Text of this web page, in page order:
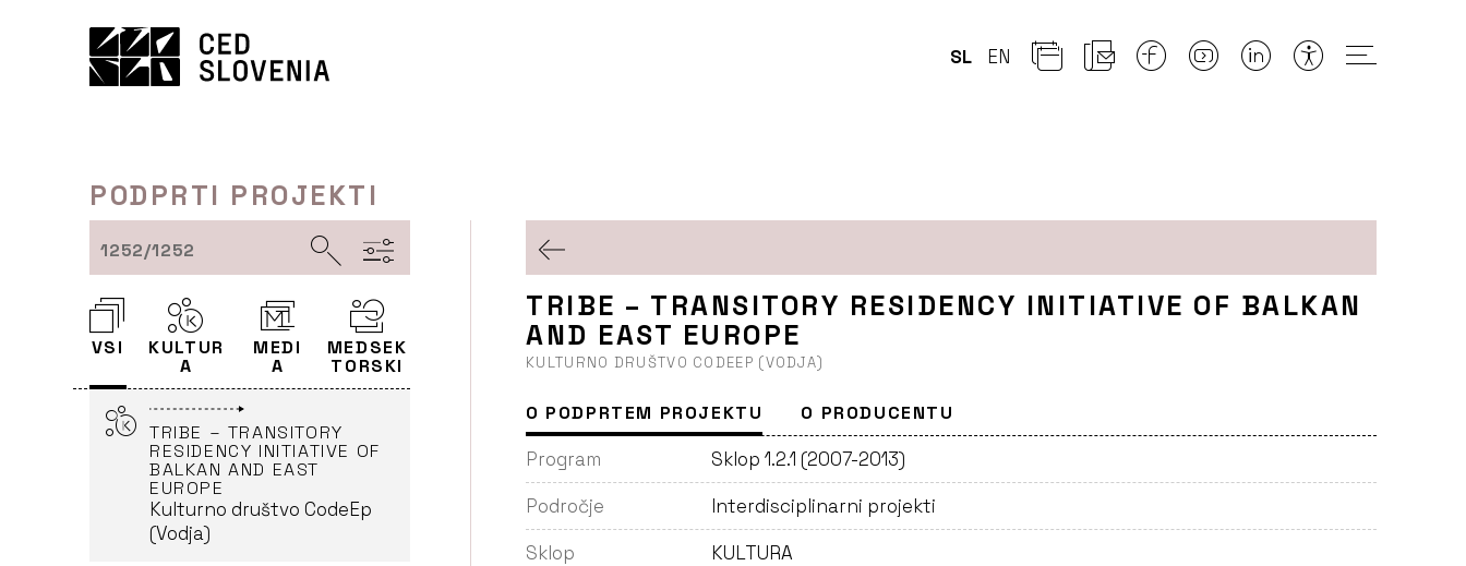
SL EN
PODPRTI PROJEKTI
1252/1252
VSI
KULTUR
A
MEDI
A
MEDSEK
TORSKI
FILM FESTIVAL
Kinodvor, javni zavod
(Partner)
(MATERIALNOST)
KIBLA (Partner)
SOFT CONTROL
KIBLA (Vodja)
MARIBOR
TRIBE – TRANSITORY
RESIDENCY INITIATIVE OF
BALKAN AND EAST
EUROPE
Kulturno društvo CodeEp
(Vodja)
TRIBE – TRANSITORY RESIDENCY INITIATIVE OF BALKAN
AND EAST EUROPE
KULTURNO DRUŠTVO CODEEP (VODJA)
O PODPRTEM PROJEKTU O PRODUCENTU
Program
Sklop 1.2.1 (2007-2013)
Področje
Interdisciplinarni projekti
Sklop
KULTURA